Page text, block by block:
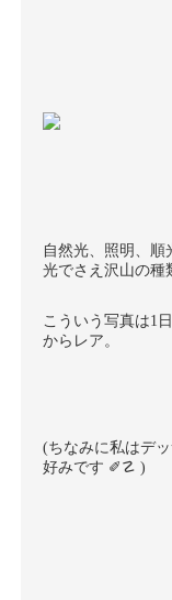
自然光、照明、
光でさえ沢山の種
こういう写真は1
からレア。
(ちなみに私はデ
好みです ✐☡ )